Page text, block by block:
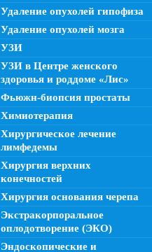
Удаление опухолей гипофиза
Удаление опухолей мозга
УЗИ
УЗИ в Центре женского
здоровья и роддоме «Лис»
Фьюжн-биопсия простаты
Химиотерапия
Хирургическое лечение
лимфедемы
Хирургия верхних
конечностей
Хирургия основания черепа
Экстракорпоральное
оплодотворение (ЭКО)
Эндоскопические и